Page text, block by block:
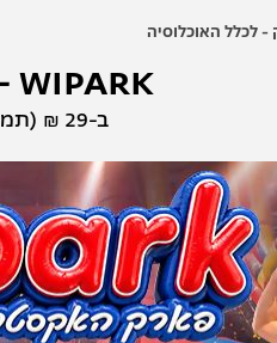
WIPARK - וויפארק
ב-29 ₪ (תמורת פינוק)